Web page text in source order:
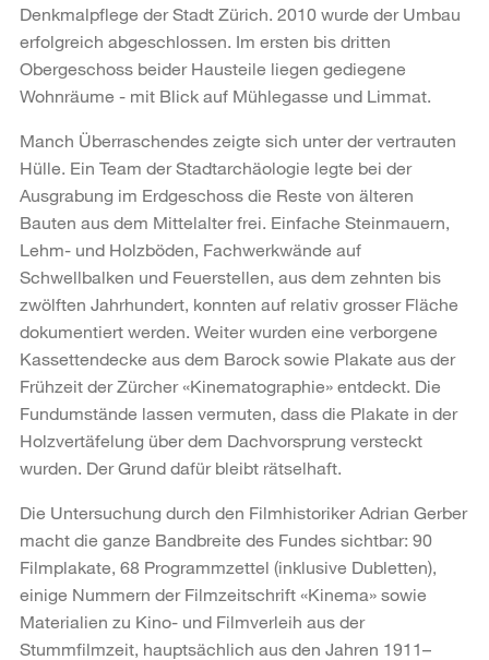
Denkmalpflege der Stadt Zürich. 2010 wurde der Umbau
erfolgreich abgeschlossen. Im ersten bis dritten
Obergeschoss beider Hausteile liegen gediegene
Wohnräume - mit Blick auf Mühlegasse und Limmat.
Manch Überraschendes zeigte sich unter der vertrauten
Hülle. Ein Team der Stadtarchäologie legte bei der
Ausgrabung im Erdgeschoss die Reste von älteren
Bauten aus dem Mittelalter frei. Einfache Steinmauern,
Lehm- und Holzböden, Fachwerkwände auf
Schwellbalken und Feuerstellen, aus dem zehnten bis
zwölften Jahrhundert, konnten auf relativ grosser Fläche
dokumentiert werden. Weiter wurden eine verborgene
Kassettendecke aus dem Barock sowie Plakate aus der
Frühzeit der Zürcher «Kinematographie» entdeckt. Die
Fundumstände lassen vermuten, dass die Plakate in der
Holzvertäfelung über dem Dachvorsprung versteckt
wurden. Der Grund dafür bleibt rätselhaft.
Die Untersuchung durch den Filmhistoriker Adrian Gerber
macht die ganze Bandbreite des Fundes sichtbar: 90
Filmplakate, 68 Programmzettel (inklusive Dubletten),
einige Nummern der Filmzeitschrift «Kinema» sowie
Materialien zu Kino- und Filmverleih aus der
Stummfilmzeit, hauptsächlich aus den Jahren 1911–